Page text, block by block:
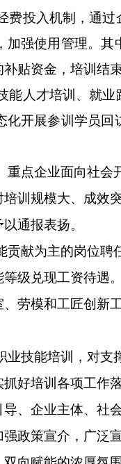
费投入机制，通
强使用管理。
贴资金，培训结
能人才培训、就
化开展参训学员回
重点企业面向社会
训规模大、成效
通报表扬。
贡献为主的岗位聘
级兑现工资待遇
劳模和工匠创新
技能培训，对
好培训各项工作
、企业主体、社
政策宣介，广泛